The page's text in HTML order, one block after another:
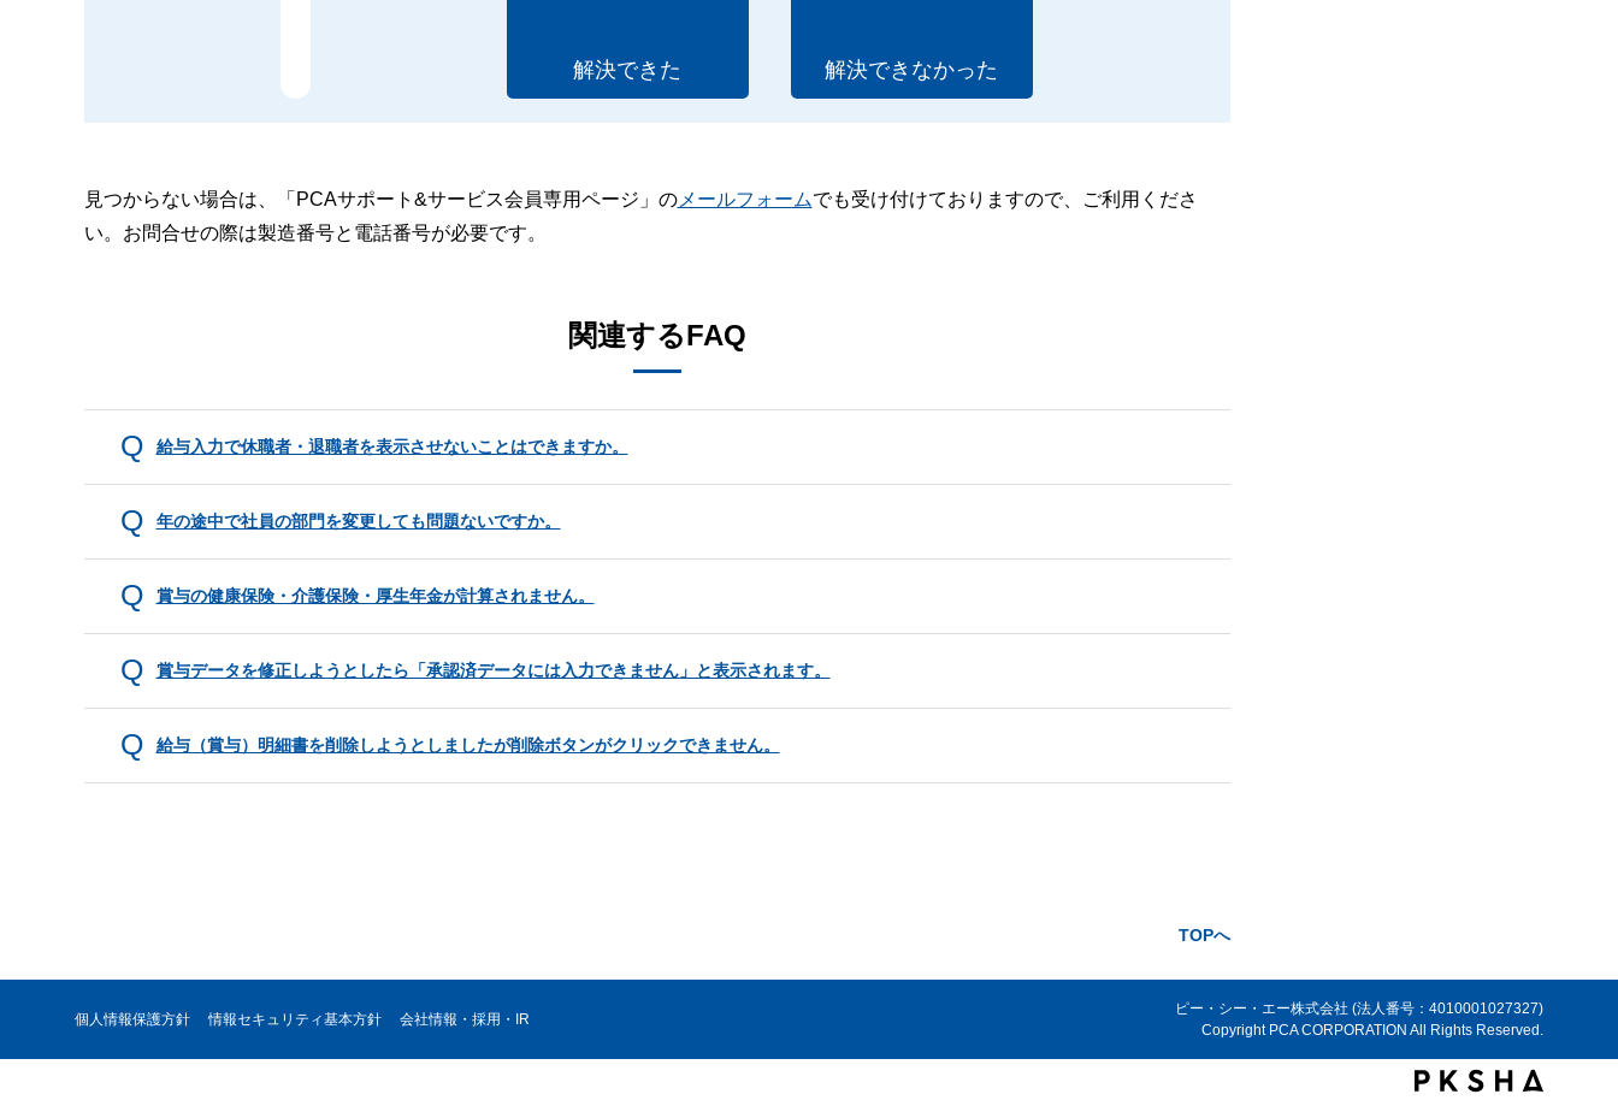
解決できた 解決できなかった
見つからない場合は、「PCAサポート&サービス会員専用ページ」のメールフォームでも受け付けておりますので、ご利用くださ
い。お問合せの際は製造番号と電話番号が必要です。
関連するFAQ
給与入力で休職者・退職者を表示させないことはできますか。
年の途中で社員の部門を変更しても問題ないですか。
賞与の健康保険・介護保険・厚生年金が計算されません。
賞与データを修正しようとしたら「承認済データには入力できません」と表示されます。
給与（賞与）明細書を削除しようとしましたが削除ボタンがクリックできません。
TOPへ
個人情報保護方針 情報セキュリティ基本方針 会社情報・採用・IR
ピー・シー・エー株式会社 (法人番号：4010001027327)
Copyright PCA CORPORATION All Rights Reserved.